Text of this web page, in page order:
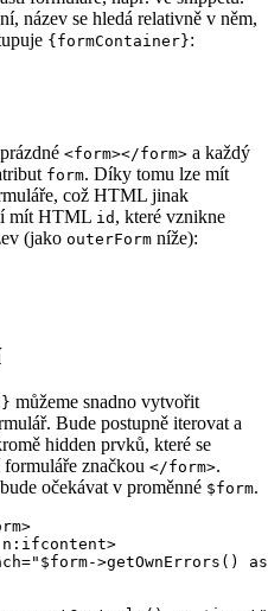
název se hledá relativně v něm,
{formContainer}:
<form></form> a každý
form. Díky tomu lze mít
což HTML jinak
mít HTML id , které vznikne
(jako outerForm níže):
můžeme snadno vytvořit
Bude postupně iterovat a
hidden prvků, které se
značkou </form>.
očekávat v proměnné $form.